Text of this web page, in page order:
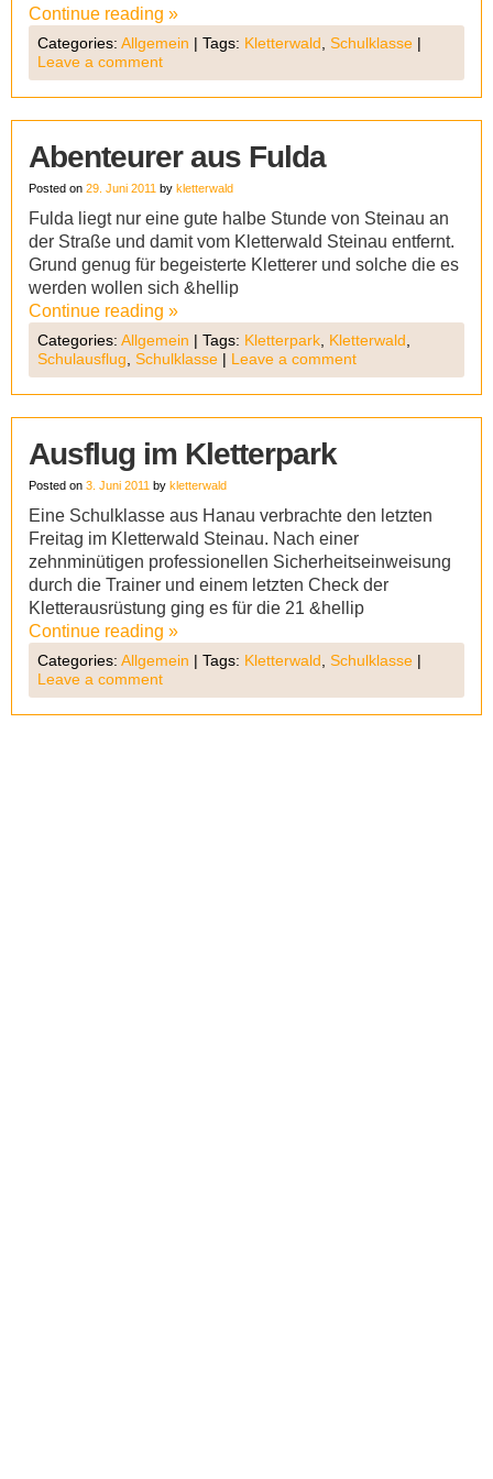
Continue reading »
Categories: Allgemein | Tags: Kletterwald Schulklasse |
Leave a comment
Abenteurer aus Fulda
Posted on 29. Juni 2011 by kletterwald
Fulda liegt nur eine gute halbe Stunde von Steinau an
der Straße und damit vom Kletterwald Steinau entfernt.
Grund genug für begeisterte Kletterer und solche die es
werden wollen sich &hellip
Continue reading »
Categories: Allgemein | Tags: Kletterpark Kletterwald
Schulausflug Schulklasse | Leave a comment
Ausflug im Kletterpark
Posted on 3. Juni 2011 by kletterwald
Eine Schulklasse aus Hanau verbrachte den letzten
Freitag im Kletterwald Steinau. Nach einer
zehnminütigen professionellen Sicherheitseinweisung
durch die Trainer und einem letzten Check der
Kletterausrüstung ging es für die 21 &hellip
Continue reading »
Categories: Allgemein | Tags: Kletterwald Schulklasse |
Leave a comment